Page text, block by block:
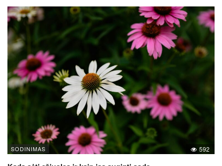
SODINIMAS 592